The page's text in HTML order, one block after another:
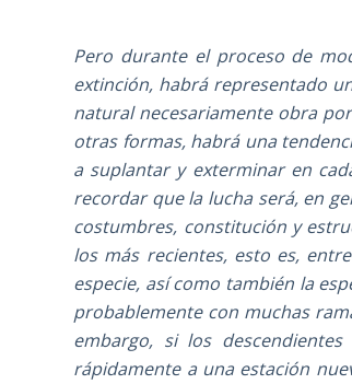
Pero durante el proceso de
extinción, habrá representado
natural necesariamente obra
otras formas, habrá una
a suplantar y exterminar en
recordar que la lucha será, en
costumbres, constitución y
los más recientes, esto es,
especie, así como también la
probablemente con muchas
embargo, si los
rápidamente a una estación